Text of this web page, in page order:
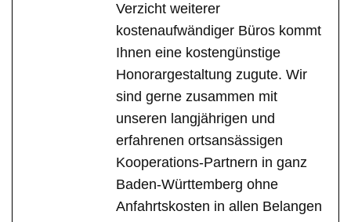
Verzicht weiterer
kostenaufwändiger Büros kommt
Ihnen eine kostengünstige
Honorargestaltung zugute. Wir
sind gerne zusammen mit
unseren langjährigen und
erfahrenen ortsansässigen
Kooperations-Partnern in ganz
Baden-Württemberg ohne
Anfahrtskosten in allen Belangen